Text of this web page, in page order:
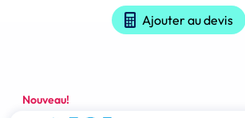
Ajouter au devis
Nouveau!